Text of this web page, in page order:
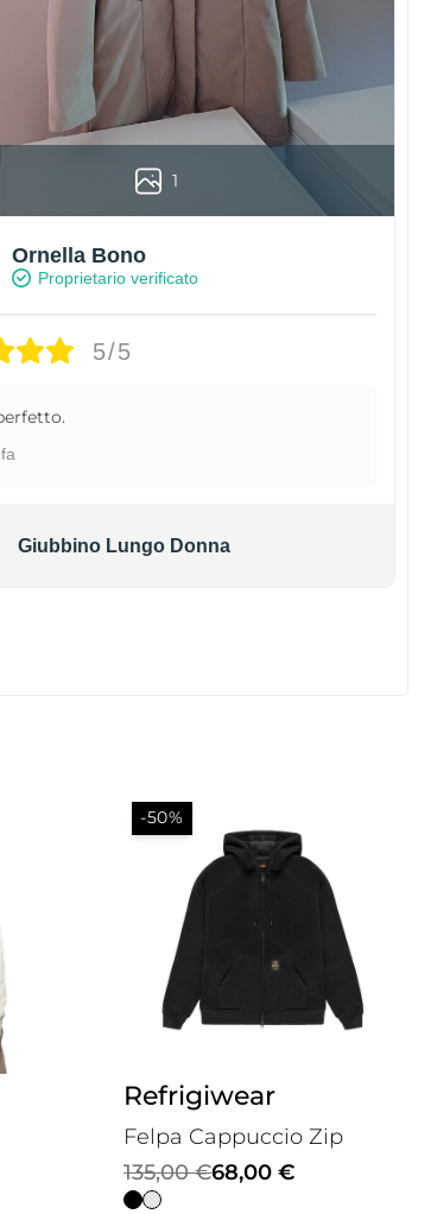
1
Ornella Bono
Proprietario verificato
5/5
Giubbino Lungo Donna
-50%
Refrigiwear
Felpa Cappuccio Zip
135,00€
Il
prezzo
68,00 €
Il
prezzo